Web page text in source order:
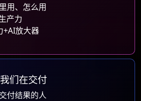
用、怎么用
产力
+AI放大器
们在交付
付结果的人